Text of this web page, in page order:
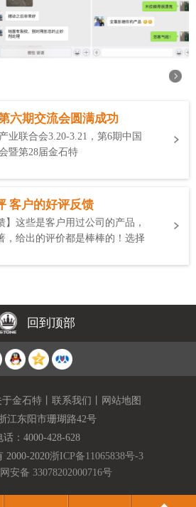
六期交流会圆满成功
业联合会3.20-3.21，第6期中国
暨第28届金石特
客户的好评反馈
】这些是客户用过公司的产品，
，给出的评价都是棒棒的！选择
回到顶部
于金石特 联系我们
网站地图
江东阳市珊瑚路42号
话： 4000-428-628
2000-2020浙ICP备11065838号-3
安备 33078202000716号